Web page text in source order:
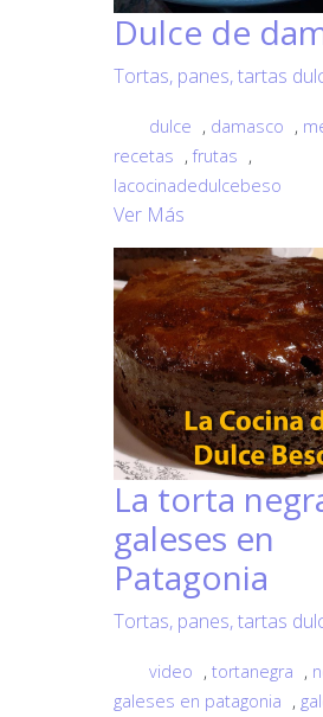
Dulce de
Tortas, panes, tartas
dulce , damasco ,
recetas , frutas ,
lacocinadedulcebeso
Ver Más
La torta
galeses en
Patagonia
Tortas, panes, tartas
video , tortanegra ,
galeses en patagonia ,